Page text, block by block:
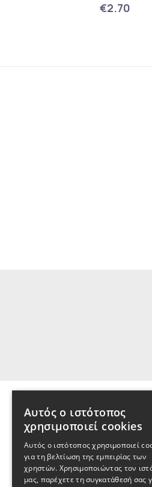
€2.70
Αυτός ο ιστότοπος
χρησιμοποιεί cookies
Αυτός ο ιστότοπος χρησιμοποιεί
για τη βελτίωση της εμπειρίας των
χρηστών. Χρησιμοποιώντας τον
μας, παρέχετε τη συγκατάθεσή σας